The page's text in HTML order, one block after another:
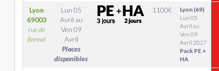
Lyon
69003
rue de
Bonnel
Lun 05
Avril au
Ven 09
Avril
Places
disponibles
1100€
Lyon (69)
Lun 05
Avril au
Ven 09
Avril 2027
Pack PE +
HA